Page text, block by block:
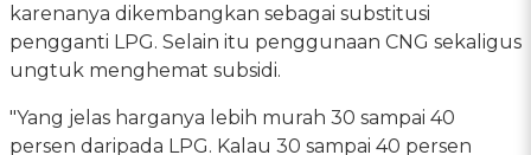
karenanya dikembangkan sebagai substitusi
pengganti LPG. Selain itu penggunaan CNG sekaligus
ungtuk menghemat subsidi.
"Yang jelas harganya lebih murah 30 sampai 40
persen daripada LPG. Kalau 30 sampai 40 persen